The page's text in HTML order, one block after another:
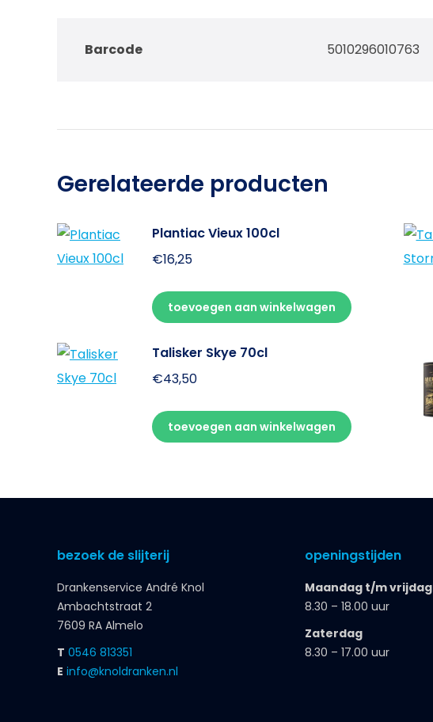
Barcode 5010296010763
Gerelateerde producten
Plantiac Vieux 100cl
€16,25
toevoegen aan winkelwagen
Talisker Skye 70cl
€43,50
toevoegen aan winkelwagen
bezoek de slijterij
Drankenservice André Knol
Ambachtstraat 2
7609 RA Almelo
T 0546 813351
E info@knoldranken.nl
openingstijden
Maandag t/m vrijdag
8.30 – 18.00 uur
Zaterdag
8.30 – 17.00 uur